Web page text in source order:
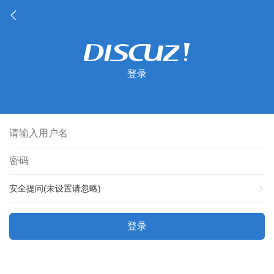
登录
安全提问(未设置请忽略)
登录